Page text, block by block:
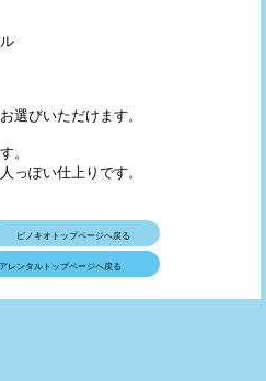
選びいただけます。
。
っぽい仕上りです。
ピノキオトップページへ戻る
レンタルトップページへ戻る